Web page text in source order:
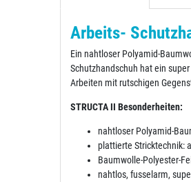
Arbeits-
Ein nahtloser Polyamid-
Schutzhandschuh hat ein
Arbeiten mit rutschigen
STRUCTA II Besonderheiten:
nahtloser Polyamid-
plattierte Stricktechnik:
Baumwolle-Polyester-
nahtlos, fusselarm,